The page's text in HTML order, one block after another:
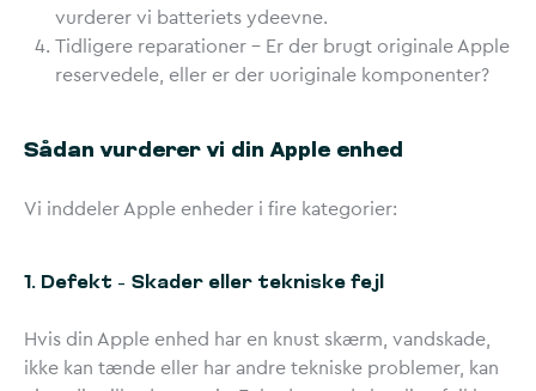
vurderer vi batteriets ydeevne.
Tidligere reparationer – Er der brugt originale Apple
reservedele, eller er der uoriginale komponenter?
Sådan vurderer vi din Apple enhed
Vi inddeler Apple enheder i fire kategorier:
1. Defekt – Skader eller tekniske fejl
Hvis din Apple enhed har en knust skærm, vandskade,
ikke kan tænde eller har andre tekniske problemer, kan